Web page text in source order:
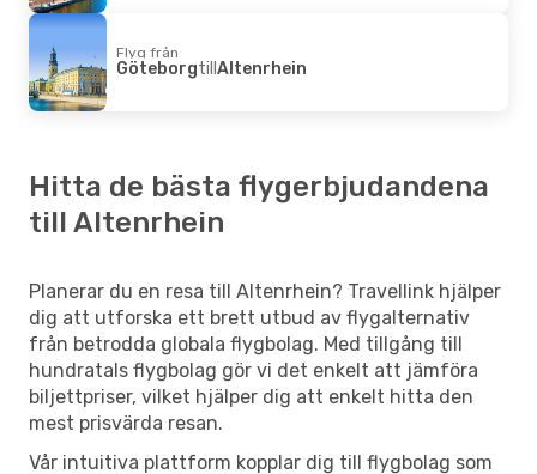
Flyg från
GöteborgtillAltenrhein
Hitta de bästa flygerbjudandena
till Altenrhein
Planerar du en resa till Altenrhein? Travellink hjälper
dig att utforska ett brett utbud av flygalternativ
från betrodda globala flygbolag. Med tillgång till
hundratals flygbolag gör vi det enkelt att jämföra
biljettpriser, vilket hjälper dig att enkelt hitta den
mest prisvärda resan.
Vår intuitiva plattform kopplar dig till flygbolag som